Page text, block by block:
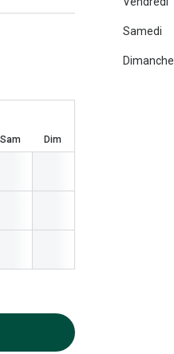
Lunettes de vue panthos
Lunettes de vue pilotes
Sam Dim
Samedi
Dimanche